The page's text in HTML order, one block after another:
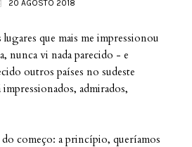
20 AGOSTO 2018
que mais me impressionou
nunca vi nada parecido - e
outros países no sudeste
impressionados, admirados,
do começo: a princípio, queríamos